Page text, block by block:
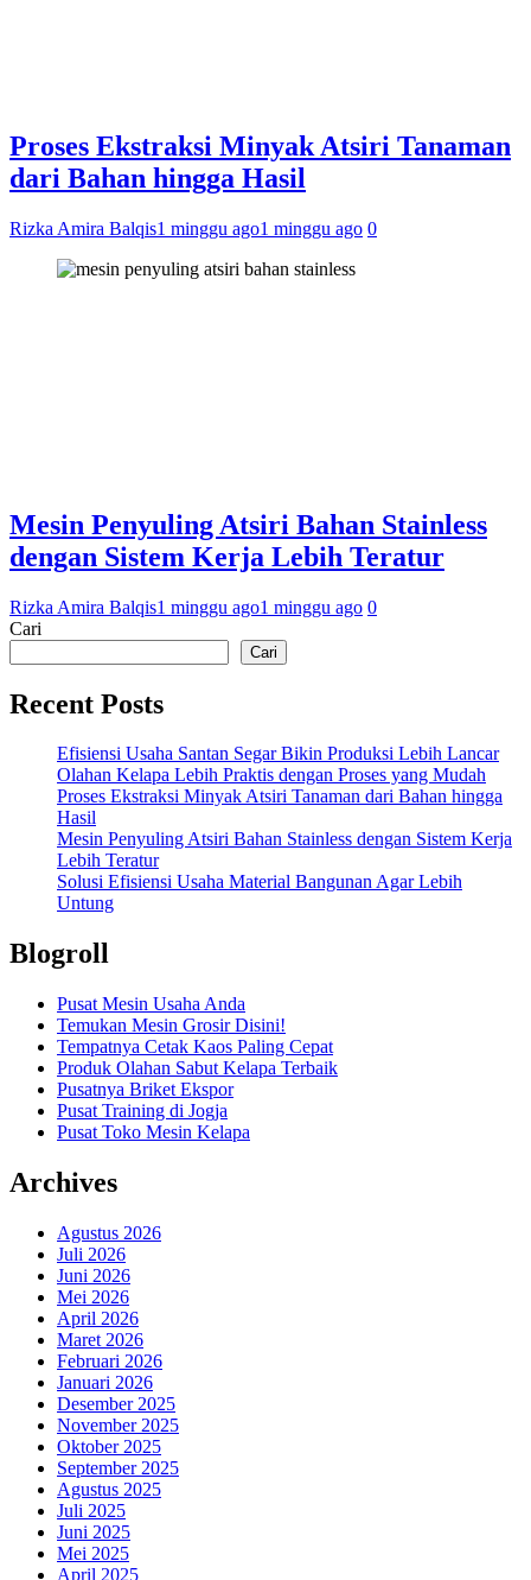
Proses Ekstraksi Minyak Atsiri Tanaman
dari Bahan hingga Hasil
Rizka Amira Balqis1 minggu ago1 minggu ago 0
Mesin Penyuling Atsiri Bahan Stainless
dengan Sistem Kerja Lebih Teratur
Rizka Amira Balqis1 minggu ago1 minggu ago 0
Cari
Cari
Recent Posts
Efisiensi Usaha Santan Segar Bikin Produksi Lebih Lancar
Olahan Kelapa Lebih Praktis dengan Proses yang Mudah
Proses Ekstraksi Minyak Atsiri Tanaman dari Bahan hingga
Hasil
Mesin Penyuling Atsiri Bahan Stainless dengan Sistem Kerja
Lebih Teratur
Solusi Efisiensi Usaha Material Bangunan Agar Lebih
Untung
Blogroll
Pusat Mesin Usaha Anda
Temukan Mesin Grosir Disini!
Tempatnya Cetak Kaos Paling Cepat
Produk Olahan Sabut Kelapa Terbaik
Pusatnya Briket Ekspor
Pusat Training di Jogja
Pusat Toko Mesin Kelapa
Archives
Agustus 2026
Juli 2026
Juni 2026
Mei 2026
April 2026
Maret 2026
Februari 2026
Januari 2026
Desember 2025
November 2025
Oktober 2025
September 2025
Agustus 2025
Juli 2025
Juni 2025
Mei 2025
April 2025